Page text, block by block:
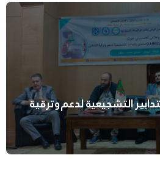
التشجيعية لدعم وترقية